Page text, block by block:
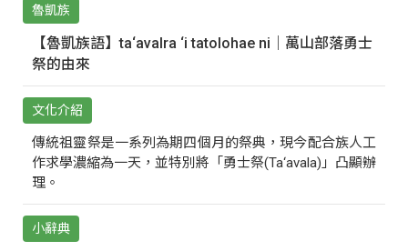
魯凱族
【魯凱族語】ta‘avalra ‘i tatolohae ni｜萬山部落勇士
祭的由來
文化介紹
傳統祖靈祭是一系列為期四個月的祭典，現今配合族人工
作求學濃縮為一天，並特別將「勇士祭(Ta‘avala)」凸顯辦
理。
小辭典